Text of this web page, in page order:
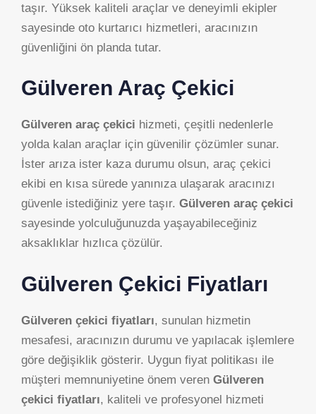
taşır. Yüksek kaliteli araçlar ve deneyimli ekipler
sayesinde oto kurtarıcı hizmetleri, aracınızın
güvenliğini ön planda tutar.
Gülveren Araç Çekici
Gülveren araç çekici hizmeti, çeşitli nedenlerle
yolda kalan araçlar için güvenilir çözümler sunar.
İster arıza ister kaza durumu olsun, araç çekici
ekibi en kısa sürede yanınıza ulaşarak aracınızı
güvenle istediğiniz yere taşır. Gülveren araç çekici
sayesinde yolculuğunuzda yaşayabileceğiniz
aksaklıklar hızlıca çözülür.
Gülveren Çekici Fiyatları
Gülveren çekici fiyatları, sunulan hizmetin
mesafesi, aracınızın durumu ve yapılacak işlemlere
göre değişiklik gösterir. Uygun fiyat politikası ile
müşteri memnuniyetine önem veren Gülveren
çekici fiyatları, kaliteli ve profesyonel hizmeti